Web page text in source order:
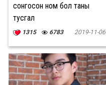
сонгосон ном бол таны
тусгал
1315 6783 2019-11-06